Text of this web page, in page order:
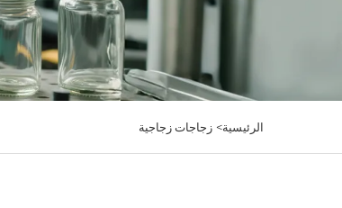
الرئيسية> زجاجات زجاجية